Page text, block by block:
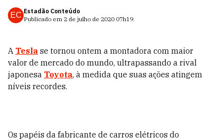
EC Estadão Conteúdo
Publicado em 2 de julho de 2020 07h19.
A Tesla se tornou ontem a montadora com maior
valor de mercado do mundo, ultrapassando a rival
japonesa Toyota, à medida que suas ações atingem
níveis recordes.
Os papéis da fabricante de carros elétricos do